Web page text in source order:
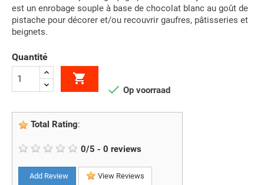
est un enrobage souple à base de chocolat blanc au goût de
pistache pour décorer et/ou recouvrir gaufres, pâtisseries et
beignets.
Quantité

 Op voorraad
Total Rating:
0/5 - 0 reviews
Add Review View Reviews